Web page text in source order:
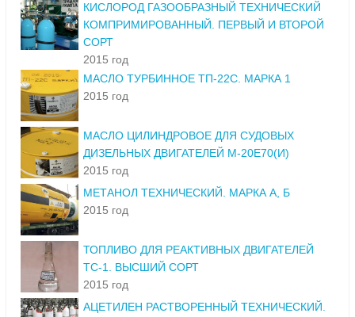
КИСЛОРОД ГАЗООБРАЗНЫЙ ТЕХНИЧЕСКИЙ
КОМПРИМИРОВАННЫЙ. ПЕРВЫЙ И ВТОРОЙ
СОРТ
2015 год
МАСЛО ТУРБИННОЕ ТП-22С. МАРКА 1
2015 год
МАСЛО ЦИЛИНДРОВОЕ ДЛЯ СУДОВЫХ
ДИЗЕЛЬНЫХ ДВИГАТЕЛЕЙ М-20Е70(И)
2015 год
МЕТАНОЛ ТЕХНИЧЕСКИЙ. МАРКА А, Б
2015 год
ТОПЛИВО ДЛЯ РЕАКТИВНЫХ ДВИГАТЕЛЕЙ
ТС-1. ВЫСШИЙ СОРТ
2015 год
АЦЕТИЛЕН РАСТВОРЕННЫЙ ТЕХНИЧЕСКИЙ.